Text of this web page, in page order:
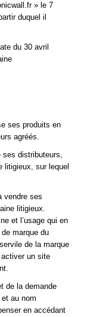
» le 7
duquel il
du 30 avril
ses produits en
agréés.
ses distributeurs,
litigieux, sur lequel
vendre ses
litigieux.
et l’usage qui en
marque du
de la marque
un site
de la demande
au nom
en accédant